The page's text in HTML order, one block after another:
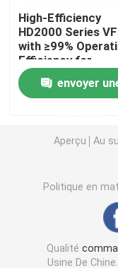
Inverseur de
Inverseur de
Appareil à
Station de
Optimisateur
High-Efficiency
HD2000 Series
with ≥99%
Efficiency for
Industrial Motor
Drives envoyer
Aperçu Au
Politique en
Qualité
Usine De